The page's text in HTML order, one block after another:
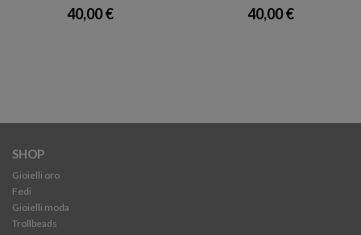
40,00 € 40,00 €
SHOP
Gioielli oro
Fedi
Gioielli moda
Trollbeads